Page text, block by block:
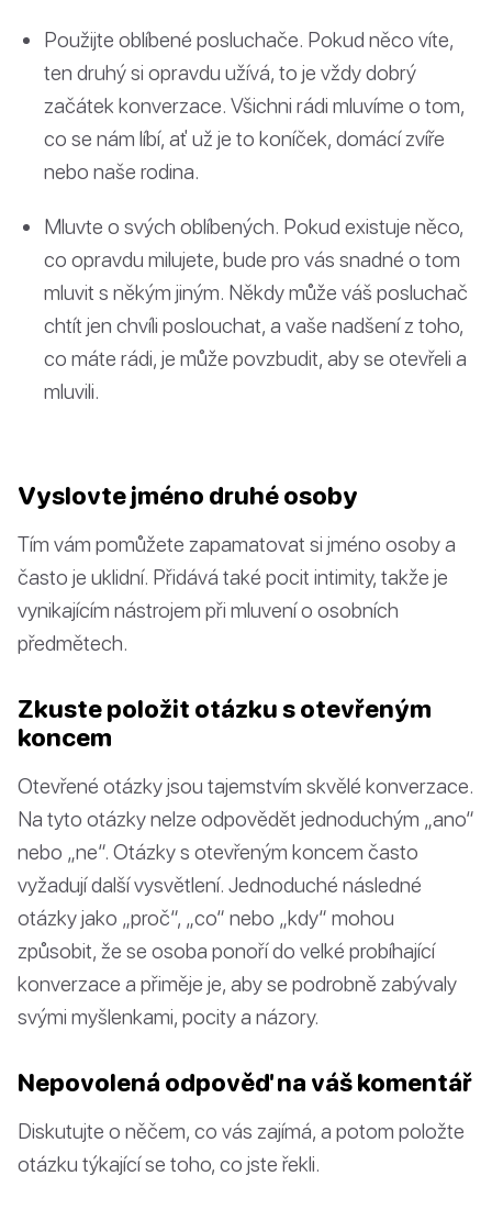
Použijte oblíbené posluchače. Pokud něco víte,
ten druhý si opravdu užívá, to je vždy dobrý
začátek konverzace. Všichni rádi mluvíme o tom,
co se nám líbí, ať už je to koníček, domácí zvíře
nebo naše rodina.
Mluvte o svých oblíbených. Pokud existuje něco,
co opravdu milujete, bude pro vás snadné o tom
mluvit s někým jiným. Někdy může váš posluchač
chtít jen chvíli poslouchat, a vaše nadšení z toho,
co máte rádi, je může povzbudit, aby se otevřeli a
mluvili.
Vyslovte jméno druhé osoby
Tím vám pomůžete zapamatovat si jméno osoby a
často je uklidní. Přidává také pocit intimity, takže je
vynikajícím nástrojem při mluvení o osobních
předmětech.
Zkuste položit otázku s otevřeným
koncem
Otevřené otázky jsou tajemstvím skvělé konverzace.
Na tyto otázky nelze odpovědět jednoduchým „ano“
nebo „ne“. Otázky s otevřeným koncem často
vyžadují další vysvětlení. Jednoduché následné
otázky jako „proč“, „co“ nebo „kdy“ mohou
způsobit, že se osoba ponoří do velké probíhající
konverzace a přiměje je, aby se podrobně zabývaly
svými myšlenkami, pocity a názory.
Nepovolená odpověď na váš komentář
Diskutujte o něčem, co vás zajímá, a potom položte
otázku týkající se toho, co jste řekli.